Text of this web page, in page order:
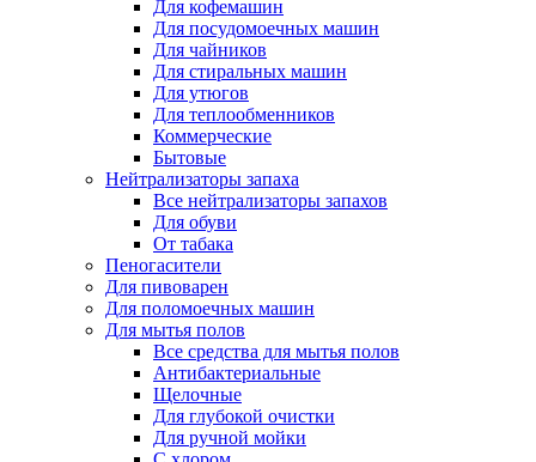
Для кофемашин
Для посудомоечных машин
Для чайников
Для стиральных машин
Для утюгов
Для теплообменников
Коммерческие
Бытовые
Нейтрализаторы запаха
Все нейтрализаторы запахов
Для обуви
От табака
Пеногасители
Для пивоварен
Для поломоечных машин
Для мытья полов
Все средства для мытья полов
Антибактериальные
Щелочные
Для глубокой очистки
Для ручной мойки